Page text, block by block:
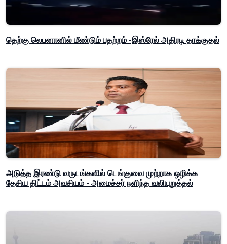
தெற்கு லெபனானில் மீண்டும் பதற்றம் -இஸ்ரேல் அதிரடி தாக்குதல்
அடுத்த இரண்டு வருடங்களில் டெங்குவை முற்றாக ஒழிக்க
தேசிய திட்டம் அவசியம் - அமைச்சர் நளிந்த வலியுறுத்தல்